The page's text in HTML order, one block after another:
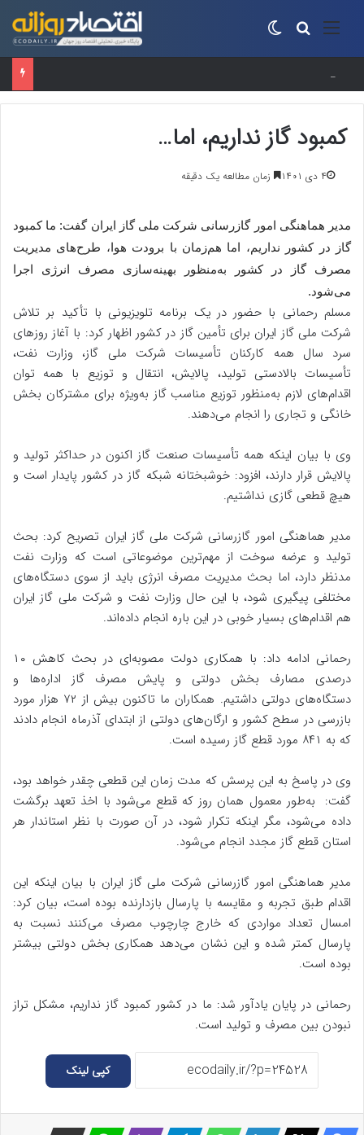
منو جستجو برای
کمبود گاز نداریم، اما…
۴ دی ۱۴۰۱ زمان مطالعه یک دقیقه
مدیر هماهنگی امور گازرسانی شرکت ملی گاز ایران گفت: ما کمبود
گاز در کشور نداریم، اما هم‌زمان با برودت هوا، طرح‌های مدیریت
مصرف گاز در کشور به‌منظور بهینه‌سازی مصرف انرژی اجرا
می‌شود.
مسلم رحمانی با حضور در یک برنامه تلویزیونی با تأکید بر تلاش
شرکت ملی گاز ایران برای تأمین گاز در کشور اظهار کرد: با آغاز روزهای
سرد سال همه کارکنان تأسیسات شرکت ملی گاز، وزارت نفت،
تأسیسات بالادستی تولید، پالایش، انتقال و توزیع با همه توان
اقدام‌های لازم به‌منظور توزیع مناسب گاز به‌ویژه برای مشترکان بخش
خانگی و تجاری را انجام می‌دهند.
وی با بیان اینکه همه تأسیسات صنعت گاز اکنون در حداکثر تولید و
پالایش قرار دارند، افزود: خوشبختانه شبکه گاز در کشور پایدار است و
هیچ قطعی گازی نداشتیم.
مدیر هماهنگی امور گازرسانی شرکت ملی گاز ایران تصریح کرد: بحث
تولید و عرضه سوخت از مهم‌ترین موضوعاتی است که وزارت نفت
مدنظر دارد، اما بحث مدیریت مصرف انرژی باید از سوی دستگاه‌های
مختلفی پیگیری شود، با این حال وزارت نفت و شرکت ملی گاز ایران
هم اقدام‌های بسیار خوبی در این باره انجام داده‌اند.
رحمانی ادامه داد: با همکاری دولت مصوبه‌ای در بحث کاهش ۱۰
درصدی مصارف بخش دولتی و پایش مصرف گاز اداره‌ها و
دستگاه‌های دولتی داشتیم. همکاران ما تاکنون بیش از ۷۲ هزار مورد
بازرسی در سطح کشور و ارگان‌های دولتی از ابتدای آذرماه انجام دادند
که به ۸۴۱ مورد قطع گاز رسیده است.
وی در پاسخ به این پرسش که مدت زمان این قطعی چقدر خواهد بود،
گفت: به‌طور معمول همان روز که قطع می‌شود با اخذ تعهد برگشت
داده می‌شود، مگر اینکه تکرار شود، در آن صورت با نظر استاندار هر
استان قطع گاز مجدد انجام می‌شود.
مدیر هماهنگی امور گازرسانی شرکت ملی گاز ایران با بیان اینکه این
اقدام طبق تجربه و مقایسه با پارسال بازدارنده بوده است، بیان کرد:
امسال تعداد مواردی که خارج چارچوب مصرف می‌کنند نسبت به
پارسال کمتر شده و این نشان می‌دهد همکاری بخش دولتی بیشتر
بوده است.
رحمانی در پایان یادآور شد: ما در کشور کمبود گاز نداریم، مشکل تراز
نبودن بین مصرف و تولید است.
کپی لینک